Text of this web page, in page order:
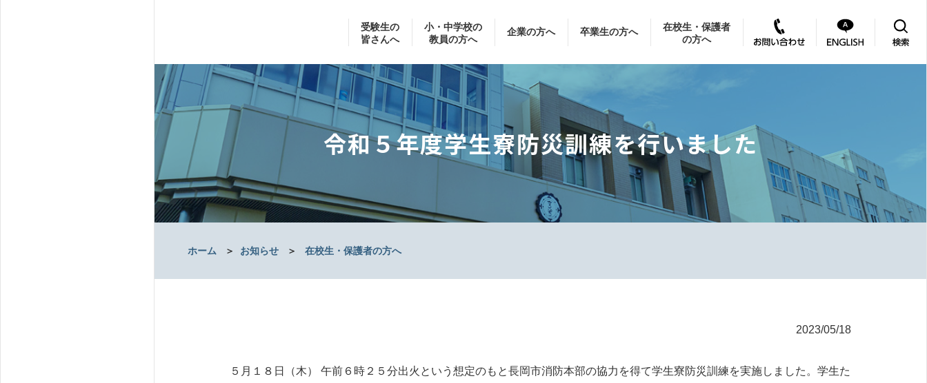
受験生の
皆さんへ
小・中学校の
教員の方へ
企業の方へ 卒業生の方へ
在校生・保護者
の方へ
令和５年度学生寮防災訓練を行いました
ホーム ＞ お知らせ ＞ 在校生・保護者の方へ
2023/05/18
５月１８日（木） 午前６時２５分出火という想定のもと長岡市消防本部の協力を得て学生寮防災訓練を実施しました。学生た